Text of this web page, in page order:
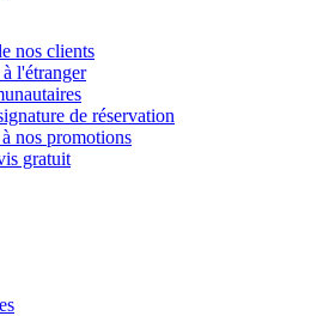
nos clients
l'étranger
de réservation
nos promotions
gratuit